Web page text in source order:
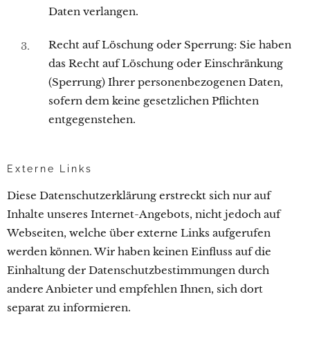
Daten verlangen.
Recht auf Löschung oder Sperrung: Sie haben
das Recht auf Löschung oder Einschränkung
(Sperrung) Ihrer personenbezogenen Daten,
sofern dem keine gesetzlichen Pflichten
entgegenstehen.
Externe Links
Diese Datenschutzerklärung erstreckt sich nur auf
Inhalte unseres Internet-Angebots, nicht jedoch auf
Webseiten, welche über externe Links aufgerufen
werden können. Wir haben keinen Einfluss auf die
Einhaltung der Datenschutzbestimmungen durch
andere Anbieter und empfehlen Ihnen, sich dort
separat zu informieren.